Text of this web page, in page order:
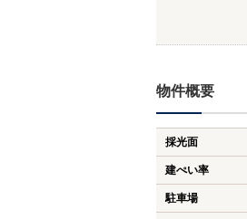
物件概要
採光面
建ぺい率
駐車場